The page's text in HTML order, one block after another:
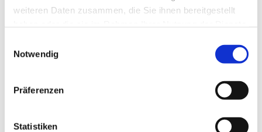
weiteren Daten zusammen, die Sie ihnen bereitgestellt
Notwendig
Präferenzen
Statistiken
keine Telefongebühren an. Ohne Flatrate gilt Ihr Tarif für
die Gesprächsdauer nach Halle/Saale.)